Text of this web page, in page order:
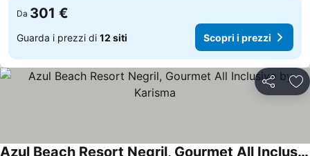
Da 301 €
Guarda i prezzi di 12 siti Scopri i prezzi
Condividi
Azul Beach Resort Negril, Gourmet All Inclusive by Karisma